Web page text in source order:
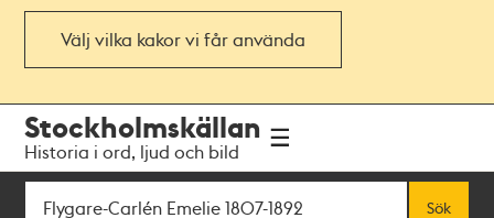
Välj vilka kakor vi får använda
navigationen
huvudinnehållet
Stockholmskällan
Historia i ord, ljud och bild
Sök
Sök